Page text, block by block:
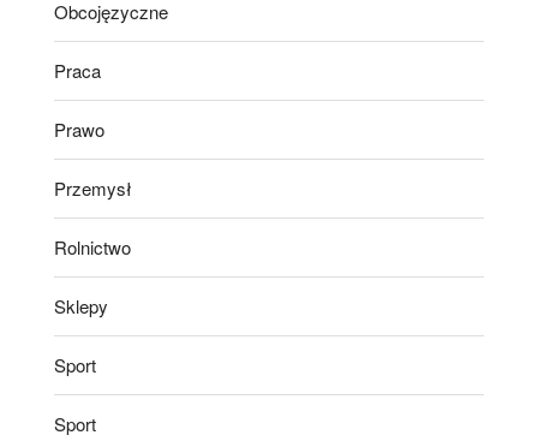
Obcojęzyczne
Praca
Prawo
Przemysł
Rolnictwo
Sklepy
Sport
Sport